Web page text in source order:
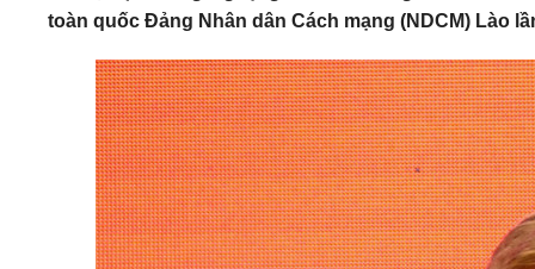
toàn quốc Đảng Nhân dân Cách mạng (NDCM) Lào